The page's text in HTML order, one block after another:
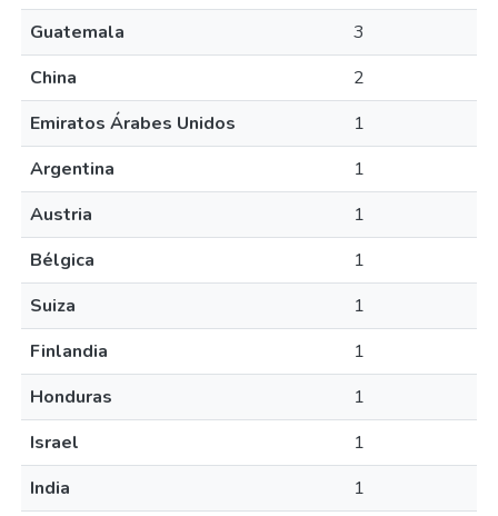
Guatemala
3
China
2
Emiratos Árabes Unidos
1
Argentina
1
Austria
1
Bélgica
1
Suiza
1
Finlandia
1
Honduras
1
Israel
1
India
1